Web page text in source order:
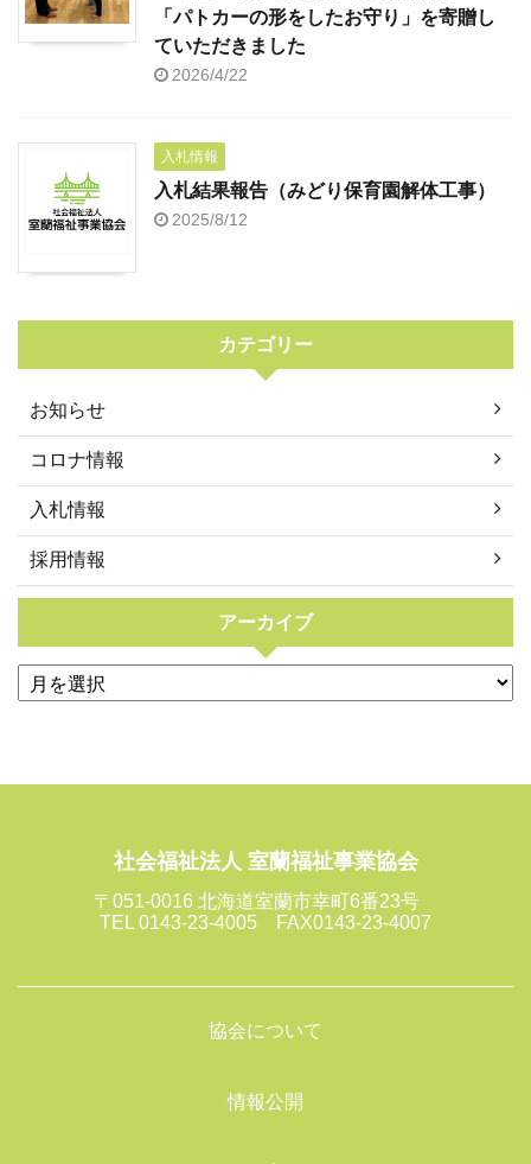
「パトカーの形をしたお守り」を寄贈し
ていただきました
2026/4/22
入札情報
入札結果報告（みどり保育園解体工事）
2025/8/12
カテゴリー
お知らせ
コロナ情報
入札情報
採用情報
アーカイブ
社会福祉法人 室蘭福祉事業協会
〒051-0016 北海道室蘭市幸町6番23号
TEL 0143-23-4005 FAX0143-23-4007
協会について
情報公開